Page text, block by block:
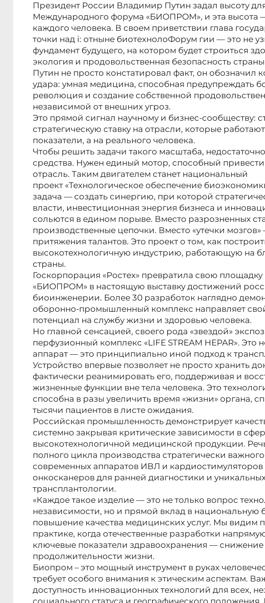
Президент России Владимир Путин задал высоту
Международного форума «БИОПРОМ», и эта высота
каждого человека. В своем приветствии глава
точки над i: отныне биотехнолоФорум гии — это не
фундамент будущего, на котором будет строиться
экология и продовольственная безопасность
Путин не просто констатировал факт, он обозначил
удара: умная медицина, способная предупреждать
революция и создание собственной
независимой от внешних угроз.
Это прямой сигнал научному и бизнес-сообществу:
стратегическую ставку на отрасли, которые
показатели, а на реального человека.
Чтобы решить задачи такого масштаба,
средства. Нужен единый мотор, способный
отрасль. Таким двигателем станет национальный
проект «Технологическое обеспечение
задача — создать синергию, при которой
власти, инвестиционная энергия бизнеса и
сольются в едином порыве. Вместо разрозненных
производственные цепочки. Вместо «утечки
притяжения талантов. Это проект о том, как
высокотехнологичную индустрию, работающую на
страны.
Госкорпорация «Ростех» превратила свою
«БИОПРОМ» в настоящую выставку достижений
биоинженерии. Более 30 разработок наглядно
оборонно-промышленный комплекс направляет
потенциал на службу жизни и здоровью человека.
Но главной сенсацией, своего рода «звездой»
перфузионный комплекс «LIFE STREAM HEPAR». Это
аппарат — это принципиально иной подход к
Устройство впервые позволяет не просто хранить
фактически реанимировать его, поддерживая и
жизненные функции вне тела человека. Это
способна в разы увеличить время «жизни» органа,
тысячи пациентов в листе ожидания.
Российская промышленность демонстрирует
системно закрывая критические зависимости в
высокотехнологичной медицинской продукции.
полного цикла производства стратегически
современных аппаратов ИВЛ и
онкосканеров для ранней диагностики и
трансплантологии.
«Каждое такое изделие — это не только вопрос
независимости, но и прямой вклад в национальную
повышение качества медицинских услуг. Мы видим
практике, когда отечественные разработки
ключевые показатели здравоохранения — снижение
продолжительности жизни.
Биопром – это мощный инструмент в руках
требует особого внимания к этическим аспектам.
доступность инновационных технологий для всех,